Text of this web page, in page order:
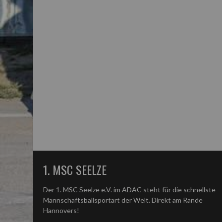
1. MSC SEELZE
Der 1. MSC Seelze e.V. im ADAC steht für die schnellste
Mannschaftsballsportart der Welt. Direkt am Rande
Hannovers!